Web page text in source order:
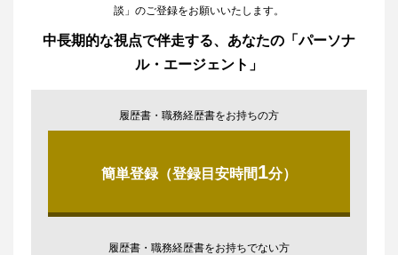
談」のご登録をお願いいたします。
中長期的な視点で伴走する、あなたの「パーソナ
ル・エージェント」
履歴書・職務経歴書をお持ちの方
簡単登録（登録目安時間1分）
履歴書・職務経歴書をお持ちでない方